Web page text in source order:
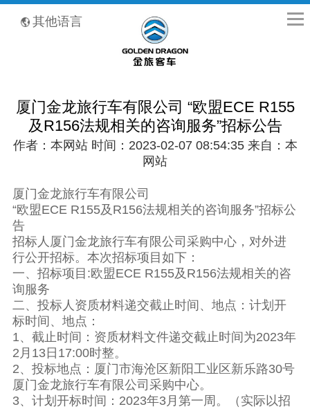
其他语言
厦门金龙旅行车有限公司 “欧盟ECE R155
及R156法规相关的咨询服务”招标公告
作者：本网站 时间：2023-02-07 08:54:35 来自：本
网站
厦门金龙旅行车有限公司
“欧盟ECE R155及R156法规相关的咨询服务”招标公
告
招标人厦门金龙旅行车有限公司采购中心，对外进
行公开招标。本次招标项目如下：
一、招标项目:欧盟ECE R155及R156法规相关的咨
询服务
二、投标人资质材料递交截止时间、地点：计划开
标时间、地点：
1、截止时间：资质材料文件递交截止时间为2023年
2月13日17:00时整。
2、投标地点：厦门市海沧区新阳工业区新乐路30号
厦门金龙旅行车有限公司采购中心。
3、计划开标时间：2023年3月第一周。（实际以招